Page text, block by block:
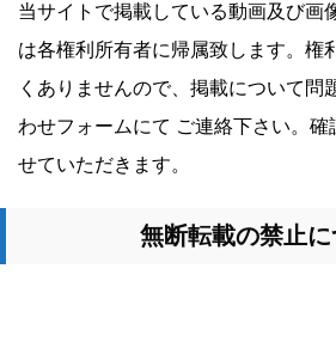
当サイトで掲載している動画及び画
は各権利所有者に帰属致します。権
くありませんので、掲載について問
わせフォームにて ご連絡下さい。確
せていただきます。
無断転載の禁止